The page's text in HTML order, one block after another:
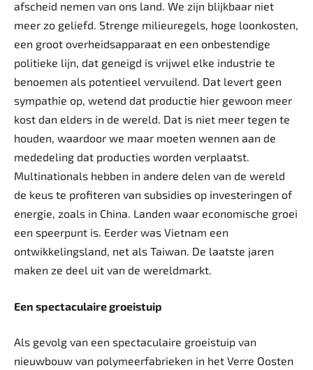
afscheid nemen van ons land. We zijn blijkbaar niet
meer zo geliefd. Strenge milieuregels, hoge loonkosten,
een groot overheidsapparaat en een onbestendige
politieke lijn, dat geneigd is vrijwel elke industrie te
benoemen als potentieel vervuilend. Dat levert geen
sympathie op, wetend dat productie hier gewoon meer
kost dan elders in de wereld. Dat is niet meer tegen te
houden, waardoor we maar moeten wennen aan de
mededeling dat producties worden verplaatst.
Multinationals hebben in andere delen van de wereld
de keus te profiteren van subsidies op investeringen of
energie, zoals in China. Landen waar economische groei
een speerpunt is. Eerder was Vietnam een
ontwikkelingsland, net als Taiwan. De laatste jaren
maken ze deel uit van de wereldmarkt.
Een spectaculaire groeistuip
Als gevolg van een spectaculaire groeistuip van
nieuwbouw van polymeerfabrieken in het Verre Oosten